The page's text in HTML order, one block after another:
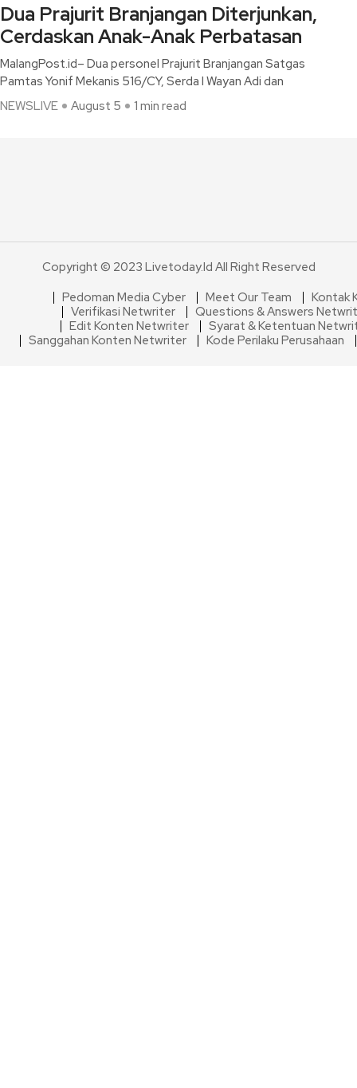
Dua Prajurit Branjangan Diterjunkan,
Cerdaskan Anak-Anak Perbatasan
MalangPost.id– Dua personel Prajurit Branjangan Satgas
Pamtas Yonif Mekanis 516/CY, Serda I Wayan Adi dan
NEWSLIVE
August 5 1 min read
Copyright © 2023 Livetoday.id All Right Reserved
Pedoman Media Cyber
Meet Our Team
Kontak
Verifikasi Netwriter
Questions & Answers
Edit Konten Netwriter
Syarat & Ketentuan
Sanggahan Konten Netwriter
Kode Perilaku Perusahaan